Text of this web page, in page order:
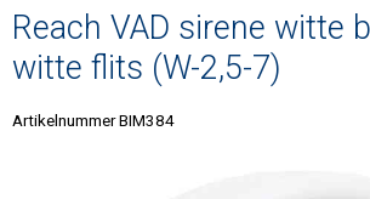
Producten
Reach VAD sirene witte
witte flits (W-2,5-7)
Artikelnummer BIM384